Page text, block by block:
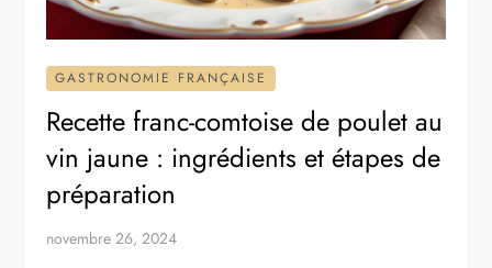
GASTRONOMIE FRANÇAISE
Recette franc-comtoise de poulet au
vin jaune : ingrédients et étapes de
préparation
novembre 26, 2024